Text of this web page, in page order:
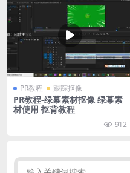
PR教程 跟踪抠像
PR教程-绿幕素材抠像 绿幕素
材使用 抠背教程
912